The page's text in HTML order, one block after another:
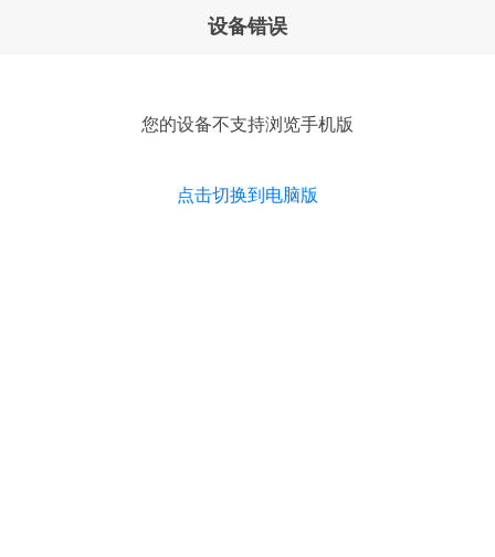
设备错误
您的设备不支持浏览手机版
点击切换到电脑版